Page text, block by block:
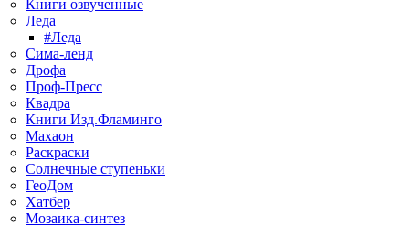
Книги озвученные
Леда
#Леда
Сима-ленд
Дрофа
Проф-Пресс
Квадра
Книги Изд.Фламинго
Махаон
Раскраски
Солнечные ступеньки
ГеоДом
Хатбер
Мозаика-синтез